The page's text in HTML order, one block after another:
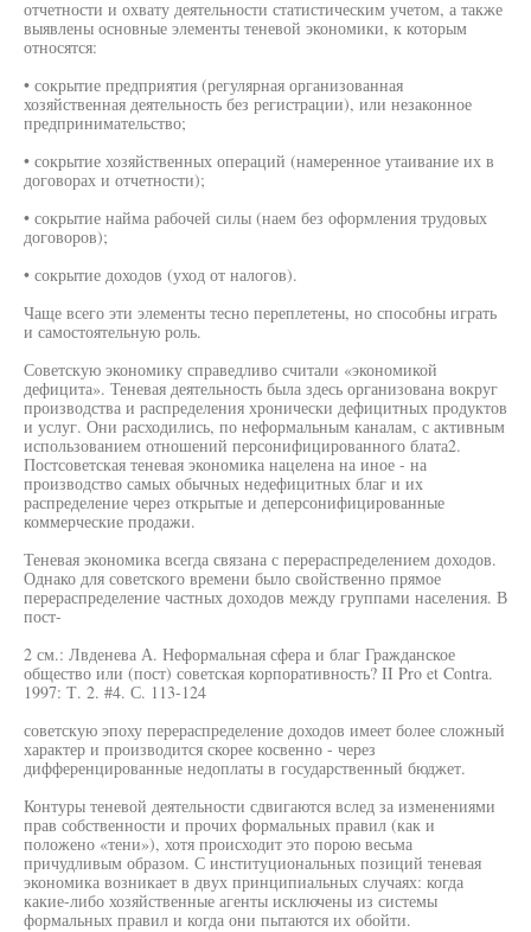
отчетности и охвату деятельности статистическим учетом, а также
выявлены основные элементы теневой экономики, к которым
относятся:
• сокрытие предприятия (регулярная организованная
хозяйственная деятельность без регистрации), или незаконное
предпринимательство;
• сокрытие хозяйственных операций (намеренное утаивание их в
договорах и отчетности);
• сокрытие найма рабочей силы (наем без оформления трудовых
договоров);
• сокрытие доходов (уход от налогов).
Чаще всего эти элементы тесно переплетены, но способны играть
и самостоятельную роль.
Советскую экономику справедливо считали «экономикой
дефицита». Теневая деятельность была здесь организована вокруг
производства и распределения хронически дефицитных продуктов
и услуг. Они расходились, по неформальным каналам, с активным
использованием отношений персонифицированного блата2.
Постсоветская теневая экономика нацелена на иное - на
производство самых обычных недефицитных благ и их
распределение через открытые и деперсонифицированные
коммерческие продажи.
Теневая экономика всегда связана с перераспределением доходов.
Однако для советского времени было свойственно прямое
перераспределение частных доходов между группами населения. В
пост-
2 см.: Лвденева А. Неформальная сфера и благ Гражданское
общество или (пост) советская корпоративность? II Pro et Contra.
1997: Т. 2. #4. С. 113-124
советскую эпоху перераспределение доходов имеет более сложный
характер и производится скорее косвенно - через
дифференцированные недоплаты в государственный бюджет.
Контуры теневой деятельности сдвигаются вслед за изменениями
прав собственности и прочих формальных правил (как и
положено «тени»), хотя происходит это порою весьма
причудливым образом. С институциональных позиций теневая
экономика возникает в двух принципиальных случаях: когда
какие-либо хозяйственные агенты исключены из системы
формальных правил и когда они пытаются их обойти.